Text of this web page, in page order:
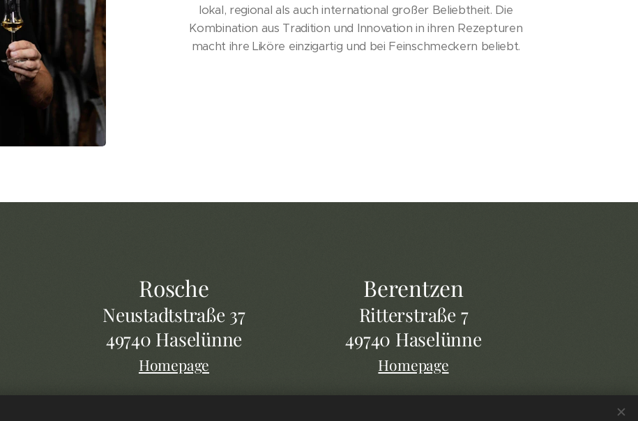
lokal, regional als auch international großer Beliebtheit. Die
Kombination aus Tradition und Innovation in ihren Rezepturen
macht ihre Liköre einzigartig und bei Feinschmeckern beliebt.
Rosche
Neustadtstraße 37
49740 Haselünne
Homepage
Berentzen
Ritterstraße 7
49740 Haselünne
Homepage